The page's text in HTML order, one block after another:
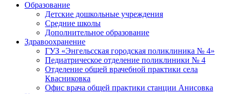
Образование
Детские дошкольные учреждения
Средние школы
Дополнительное образование
Здравоохранение
ГУЗ «Энгельсская городская поликлиника № 4»
Педиатрическое отделение поликлиники № 4
Отделение общей врачебной практики села
Квасниковка
Офис врача общей практики станции Анисовка